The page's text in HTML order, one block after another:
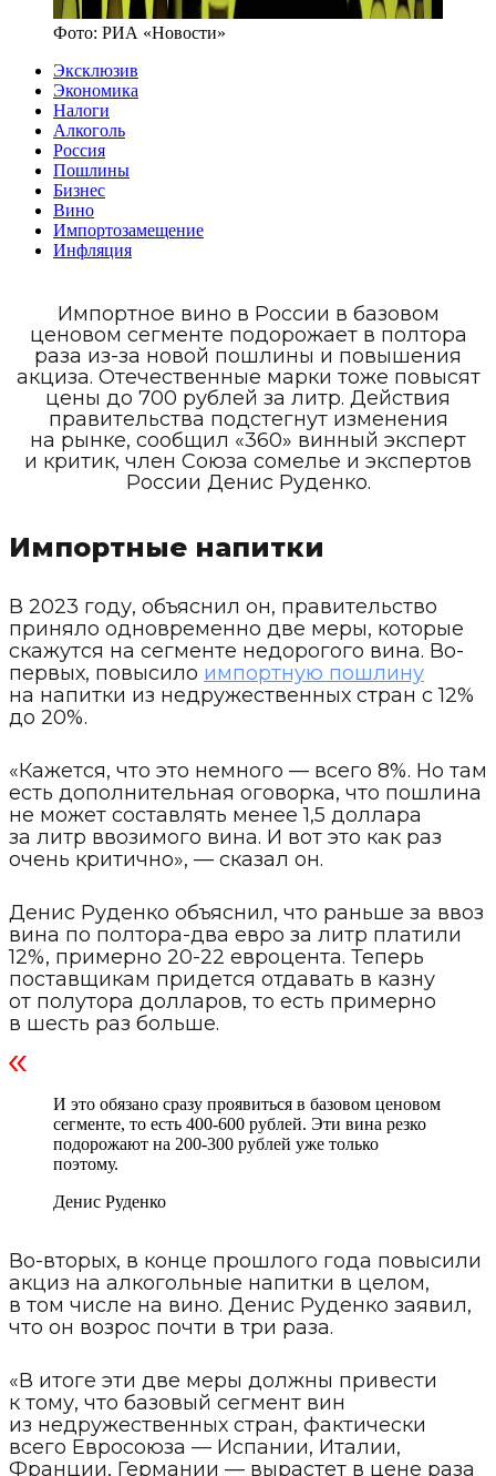
Фото: РИА «Новости»
Эксклюзив
Экономика
Налоги
Алкоголь
Россия
Пошлины
Бизнес
Вино
Импортозамещение
Инфляция
Импортное вино в России в базовом
ценовом сегменте подорожает в полтора
раза из-за новой пошлины и повышения
акциза. Отечественные марки тоже повысят
цены до 700 рублей за литр. Действия
правительства подстегнут изменения
на рынке, сообщил «360» винный эксперт
и критик, член Союза сомелье и экспертов
России Денис Руденко.
Импортные напитки
В 2023 году, объяснил он, правительство
приняло одновременно две меры, которые
скажутся на сегменте недорогого вина. Во-
первых, повысило импортную пошлину
на напитки из недружественных стран с 12%
до 20%.
«Кажется, что это немного — всего 8%. Но там
есть дополнительная оговорка, что пошлина
не может составлять менее 1,5 доллара
за литр ввозимого вина. И вот это как раз
очень критично», — сказал он.
Денис Руденко объяснил, что раньше за ввоз
вина по полтора-два евро за литр платили
12%, примерно 20-22 евроцента. Теперь
поставщикам придется отдавать в казну
от полутора долларов, то есть примерно
в шесть раз больше.
И это обязано сразу проявиться в базовом ценовом
сегменте, то есть 400-600 рублей. Эти вина резко
подорожают на 200-300 рублей уже только
поэтому.
Денис Руденко
Во-вторых, в конце прошлого года повысили
акциз на алкогольные напитки в целом,
в том числе на вино. Денис Руденко заявил,
что он возрос почти в три раза.
«В итоге эти две меры должны привести
к тому, что базовый сегмент вин
из недружественных стран, фактически
всего Евросоюза — Испании, Италии,
Франции, Германии — вырастет в цене раза